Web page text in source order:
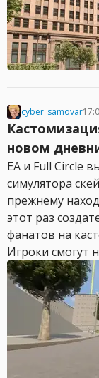
cyber_samovar
новом
EA и Full Circle
симулятора
прежнему
этот раз
фанатов на
Игроки смогут